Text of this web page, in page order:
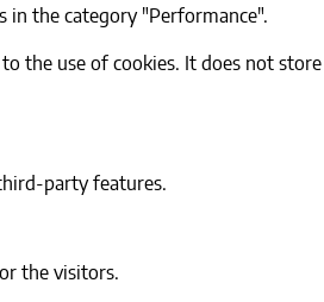
in the category "Performance".
the use of cookies. It does not store
party features.
the visitors.